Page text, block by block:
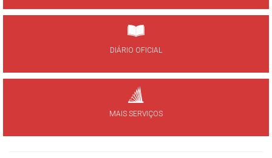
DIÁRIO OFICIAL
MAIS SERVIÇOS